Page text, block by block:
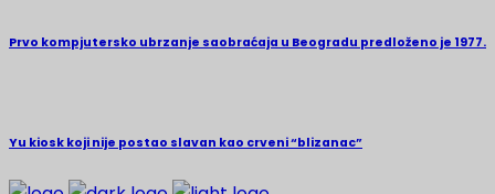
Prvo kompjutersko ubrzanje saobraćaja u Beogradu predloženo je 1977.
Yu kiosk koji nije postao slavan kao crveni “blizanac”